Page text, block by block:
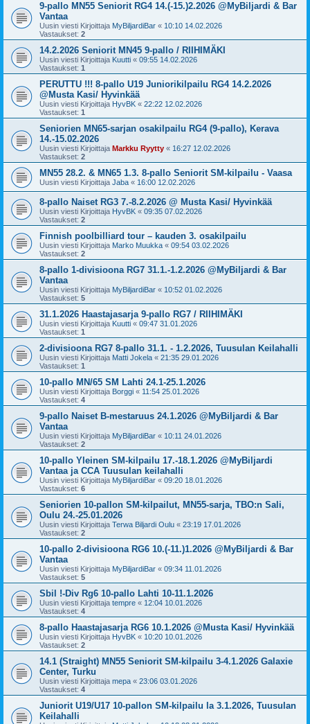
9-pallo MN55 Seniorit RG4 14.(-15.)2.2026 @MyBiljardi & Bar
Vantaa
Uusin viesti Kirjoittaja MyBiljardiBar « 10:10 14.02.2026
Vastaukset: 2
14.2.2026 Seniorit MN45 9-pallo / RIIHIMÄKI
Uusin viesti Kirjoittaja Kuutti « 09:55 14.02.2026
Vastaukset: 1
PERUTTU !!! 8-pallo U19 Juniorikilpailu RG4 14.2.2026
@Musta Kasi/ Hyvinkää
Uusin viesti Kirjoittaja HyvBK « 22:22 12.02.2026
Vastaukset: 1
Seniorien MN65-sarjan osakilpailu RG4 (9-pallo), Kerava
14.-15.02.2026
Uusin viesti Kirjoittaja Markku Ryytty « 16:27 12.02.2026
Vastaukset: 2
MN55 28.2. & MN65 1.3. 8-pallo Seniorit SM-kilpailu - Vaasa
Uusin viesti Kirjoittaja Jaba « 16:00 12.02.2026
8-pallo Naiset RG3 7.-8.2.2026 @ Musta Kasi/ Hyvinkää
Uusin viesti Kirjoittaja HyvBK « 09:35 07.02.2026
Vastaukset: 2
Finnish poolbilliard tour – kauden 3. osakilpailu
Uusin viesti Kirjoittaja Marko Muukka « 09:54 03.02.2026
Vastaukset: 2
8-pallo 1-divisioona RG7 31.1.-1.2.2026 @MyBiljardi & Bar
Vantaa
Uusin viesti Kirjoittaja MyBiljardiBar « 10:52 01.02.2026
Vastaukset: 5
31.1.2026 Haastajasarja 9-pallo RG7 / RIIHIMÄKI
Uusin viesti Kirjoittaja Kuutti « 09:47 31.01.2026
Vastaukset: 1
2-divisioona RG7 8-pallo 31.1. - 1.2.2026, Tuusulan Keilahalli
Uusin viesti Kirjoittaja Matti Jokela « 21:35 29.01.2026
Vastaukset: 1
10-pallo MN/65 SM Lahti 24.1-25.1.2026
Uusin viesti Kirjoittaja Borggi « 11:54 25.01.2026
Vastaukset: 4
9-pallo Naiset B-mestaruus 24.1.2026 @MyBiljardi & Bar
Vantaa
Uusin viesti Kirjoittaja MyBiljardiBar « 10:11 24.01.2026
Vastaukset: 2
10-pallo Yleinen SM-kilpailu 17.-18.1.2026 @MyBiljardi
Vantaa ja CCA Tuusulan keilahalli
Uusin viesti Kirjoittaja MyBiljardiBar « 09:20 18.01.2026
Vastaukset: 6
Seniorien 10-pallon SM-kilpailut, MN55-sarja, TBO:n Sali,
Oulu 24.-25.01.2026
Uusin viesti Kirjoittaja Terwa Biljardi Oulu « 23:19 17.01.2026
Vastaukset: 2
10-pallo 2-divisioona RG6 10.(-11.)1.2026 @MyBiljardi & Bar
Vantaa
Uusin viesti Kirjoittaja MyBiljardiBar « 09:34 11.01.2026
Vastaukset: 5
Sbil !-Div Rg6 10-pallo Lahti 10-11.1.2026
Uusin viesti Kirjoittaja tempre « 12:04 10.01.2026
Vastaukset: 4
8-pallo Haastajasarja RG6 10.1.2026 @Musta Kasi/ Hyvinkää
Uusin viesti Kirjoittaja HyvBK « 10:20 10.01.2026
Vastaukset: 2
14.1 (Straight) MN55 Seniorit SM-kilpailu 3-4.1.2026 Galaxie
Center, Turku
Uusin viesti Kirjoittaja mepa « 23:06 03.01.2026
Vastaukset: 4
Juniorit U19/U17 10-pallon SM-kilpailu la 3.1.2026, Tuusulan
Keilahalli